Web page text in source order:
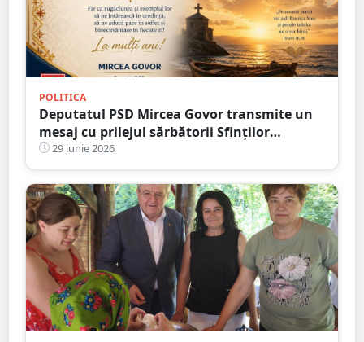
POLITICA
Deputatul PSD Mircea Govor transmite un
mesaj cu prilejul sărbătorii Sfinților
Apostoli Petru și Pavel
29 iunie 2026